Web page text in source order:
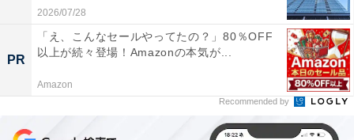
2026/07/28
PR
「え、こんなセールやってたの？」80％OFF
以上が続々登場！Amazonの本気が...
Amazon
Recommended by